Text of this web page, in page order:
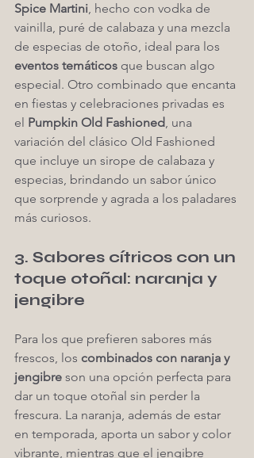
Spice Martini, hecho con vodka de
vainilla, puré de calabaza y una mezcla
de especias de otoño, ideal para los
eventos temáticos que buscan algo
especial. Otro combinado que encanta
en fiestas y celebraciones privadas es
el Pumpkin Old Fashioned, una
variación del clásico Old Fashioned
que incluye un sirope de calabaza y
especias, brindando un sabor único
que sorprende y agrada a los paladares
más curiosos.
3. Sabores cítricos con un
toque otoñal: naranja y
jengibre
Para los que prefieren sabores más
frescos, los combinados con naranja y
jengibre son una opción perfecta para
dar un toque otoñal sin perder la
frescura. La naranja, además de estar
en temporada, aporta un sabor y color
vibrante, mientras que el jengibre